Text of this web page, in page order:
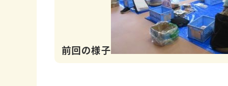
前回の様子